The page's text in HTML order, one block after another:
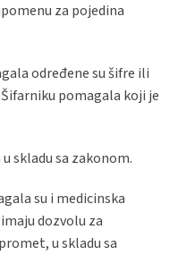
za pojedina
određene su šifre ili
pomagala koji je
skladu sa zakonom.
su i medicinska
dozvolu za
u skladu sa